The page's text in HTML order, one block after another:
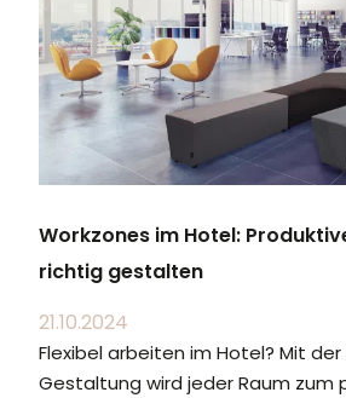
Workzones im Hotel:
richtig gestalten
21.10.2024
Flexibel arbeiten im Hotel? Mit
Gestaltung wird jeder Raum zum